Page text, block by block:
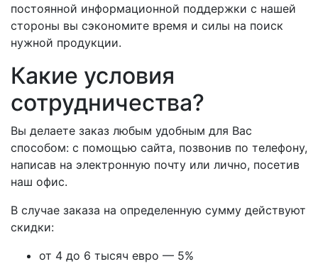
постоянной информационной поддержки с нашей
стороны вы сэкономите время и силы на поиск
нужной продукции.
Какие условия
сотрудничества?
Вы делаете заказ любым удобным для Вас
способом: с помощью сайта, позвонив по телефону,
написав на электронную почту или лично, посетив
наш офис.
В случае заказа на определенную сумму действуют
скидки:
от 4 до 6 тысяч евро — 5%